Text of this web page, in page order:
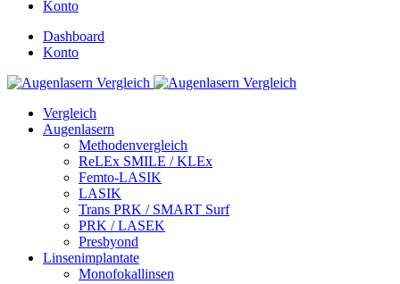
Konto
Dashboard
Konto
Vergleich
Augenlasern
Methodenvergleich
ReLEx SMILE / KLEx
Femto-LASIK
LASIK
Trans PRK / SMART Surf
PRK / LASEK
Presbyond
Linsenimplantate
Monofokallinsen